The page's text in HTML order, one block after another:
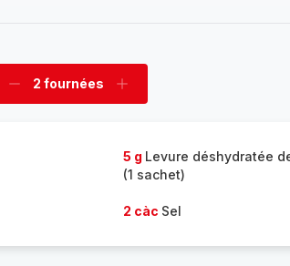
Supprimer
2 fournées
Ajouter
5 g Levure déshydratée
(1 sachet)
2 càc Sel